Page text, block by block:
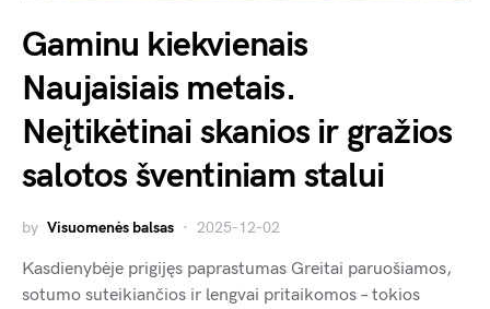
Gaminu kiekvienais
Naujaisiais metais.
Neįtikėtinai skanios ir gražios
salotos šventiniam stalui
by Visuomenės balsas 2025-12-02
Kasdienybėje prigijęs paprastumas Greitai paruošiamos,
sotumo suteikiančios ir lengvai pritaikomos – tokios